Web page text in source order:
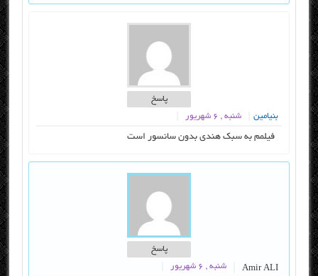
پاسخ
بنیامین
شنبه , ۶ شهریور
فیلمم به سبک هندی بدون سانسور است
پاسخ
Amir ALI شنبه , ۶ شهریور